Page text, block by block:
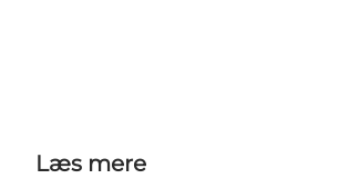
Læs mere